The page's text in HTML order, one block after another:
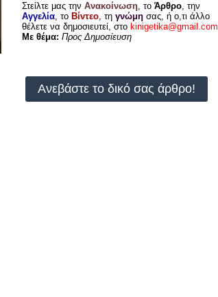
Στείλτε μας την Ανακοίνωση, το Άρθρο, την
Αγγελία, το Βίντεο, τη γνώμησας, ή ο,τι άλλο
θέλετε να δημοσιευτεί, στο kinigetika@gmail.com
Με θέμα: Προς Δημοσίευση
Ανεβάστε το δικό σας άρθρο!